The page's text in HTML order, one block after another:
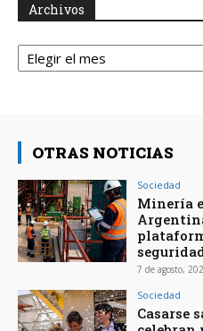
Archivos
Archivos
OTRAS NOTICIAS
Sociedad
Minería
7 de agosto,
Sociedad
Casarse